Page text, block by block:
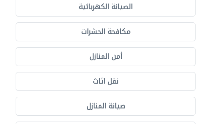
الصيانة الكهربائية
مكافحة الحشرات
أمن المنازل
نقل اثاث
صيانة المنازل